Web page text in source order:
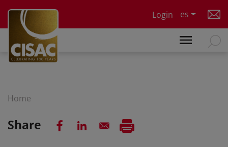
Login
es
Home
Share